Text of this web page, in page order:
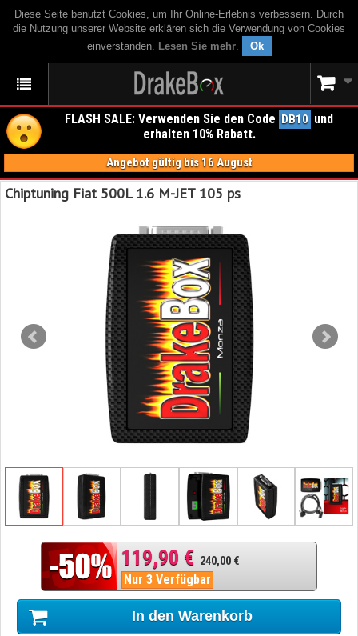
Diese Seite benutzt Cookies, um Ihr Online-Erlebnis verbessern. Durch
die Nutzung unserer Website erklären sich die Verwendung von Cookies
einverstanden. Lesen Sie mehr. Ok
FLASH SALE: Verwenden Sie den Code DB10 und
erhalten 10% Rabatt.
Angebot gültig bis 16 August
Chiptuning Fiat 500L 1.6 M-JET 105 ps
119,90 € 240,00 €
Nur 3 Verfügbar
In den Warenkorb